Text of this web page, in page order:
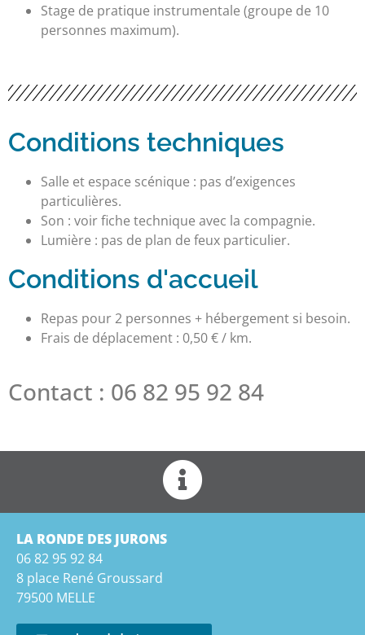
Stage de pratique instrumentale (groupe de 10
personnes maximum).
Conditions techniques
Salle et espace scénique : pas d’exigences
particulières.
Son : voir fiche technique avec la compagnie.
Lumière : pas de plan de feux particulier.
Conditions d'accueil
Repas pour 2 personnes + hébergement si besoin.
Frais de déplacement : 0,50 € / km.
Contact : 06 82 95 92 84
LA RONDE DES JURONS
06 82 95 92 84
8 place René Groussard
79500 MELLE